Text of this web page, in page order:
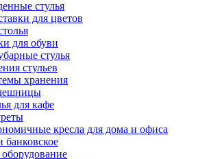
стулья
для цветов
для обуви
стулья
стульев
хранения
для кафе
кресла для дома и офиса
банковское